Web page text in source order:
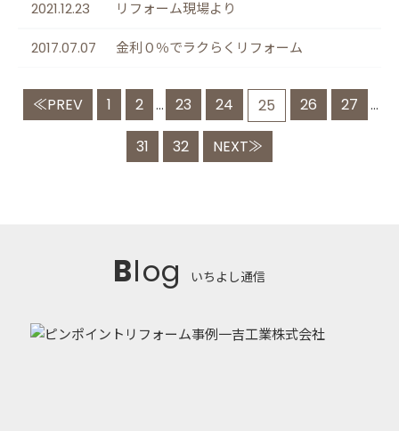
2021.12.23 リフォーム現場より
2017.07.07 金利０％でラクらくリフォーム
≪PREV 1 2 ... 23 24 25 26 27 ...
31 32 NEXT≫
Blog